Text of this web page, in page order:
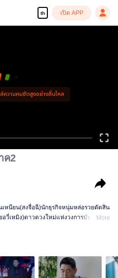
th เปิด APP
ความคมชัดสูงอย่างลื่นไหล
ค2
เหนียน(สงจื่อฉี)นักธุรกิจหนุ่มหล่อรวยตัดสิน
วี่เหมิง)ดาวดวงใหม่แห่งวงการบันเทิง
มาเผชิญกับคลื่นลูกใหญ่ ที่ทำให้ความรัก
ลิกรา ความรักอันฝังลึกที่ทั้งคู่มีให้กันจะ
ม่ ร่วมลุ้นไปกับความรักของพวกเขาได้
ในซีรีส์ ลุ้นรักสามีระดับชาติ ภาค2 ทาง WeTV
More